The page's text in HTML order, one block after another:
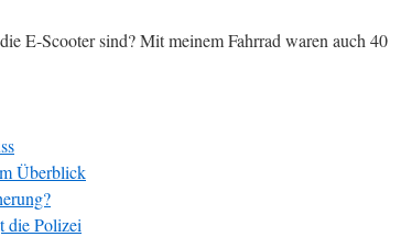
E-Scooter sind? Mit meinem Fahrrad waren auch 40
Überblick
die Polizei